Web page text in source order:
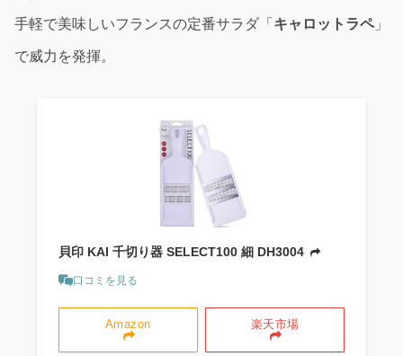
手軽で美味しいフランスの定番サラダ「 キャロットラペ」
で威力を発揮。
貝印 KAI 千切り器 SELECT100 細 DH3004
口コミを見る
Amazon 楽天市場